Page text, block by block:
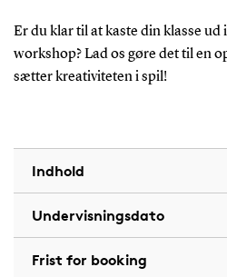
Er du klar til at kaste din klasse
workshop? Lad os gøre det til en
sætter kreativiteten i spil!
Indhold
Undervisningsdato
Frist for booking